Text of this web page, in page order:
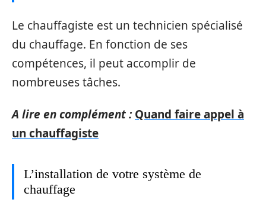
Le chauffagiste est un technicien spécialisé
du chauffage. En fonction de ses
compétences, il peut accomplir de
nombreuses tâches.
A lire en complément : Quand faire appel à
un chauffagiste
L’installation de votre système de
chauffage